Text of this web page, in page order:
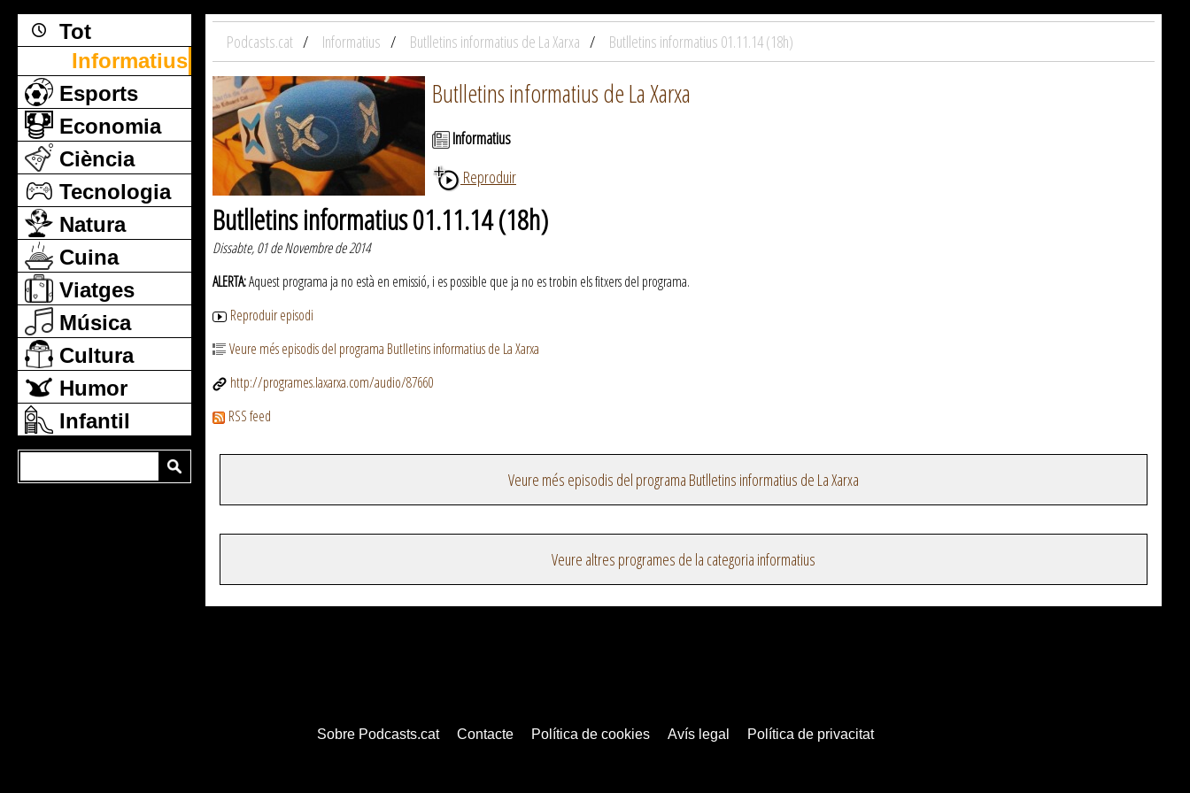
Tot
Informatius
Esports
Economia
Ciència
Tecnologia
Natura
Cuina
Viatges
Música
Cultura
Humor
Infantil
Podcasts.cat Informatius Butlletins informatius de La Xarxa Butlletins informatius 01.11.14 (18h)
Butlletins informatius de La Xarxa
Informatius
Reproduir
Butlletins informatius 01.11.14 (18h)
Dissabte, 01 de Novembre de 2014
ALERTA:Aquest programa ja no està en emissió, i es possible que ja no es trobin els fitxers del programa.
Reproduir episodi
Veure més episodis del programa Butlletins informatius de La Xarxa
http://programes.laxarxa.com/audio/87660
RSS feed
Veure més episodis del programa Butlletins informatius de La Xarxa
Veure altres programes de la categoria informatius
Sobre Podcasts.cat Contacte Política de cookies Avís legal Política de privacitat